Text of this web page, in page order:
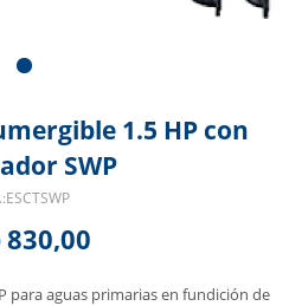
1.5 HP con
SWP
ESCTSWP
830,00
para aguas primarias en fundición de